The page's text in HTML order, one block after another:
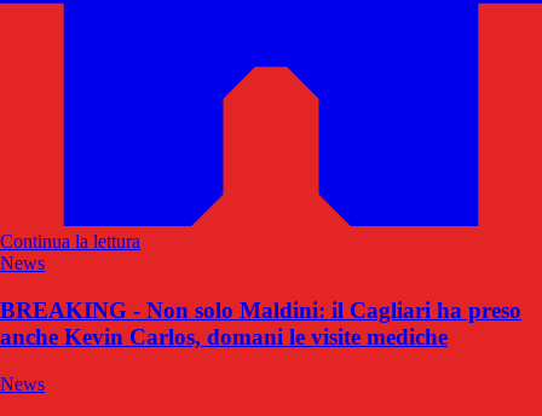
Continua la lettura
News
BREAKING - Non solo Maldini: il Cagliari ha preso
anche Kevin Carlos, domani le visite mediche
News